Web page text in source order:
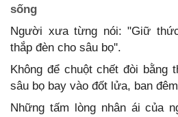
sống
Người xưa từng nói: "Giữ
thắp đèn cho sâu bọ''.
Không để chuột chết đòi bằng
sâu bọ bay vào đốt lửa, ban
Những tấm lòng nhân ái của